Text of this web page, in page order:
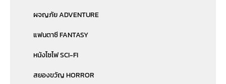
ผจญภัย ADVENTURE
แฟนตาซี FANTASY
หนังไซไฟ SCI-FI
สยองขวัญ HORROR